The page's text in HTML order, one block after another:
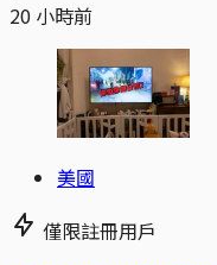
20 小時前
美國
僅限註冊用戶